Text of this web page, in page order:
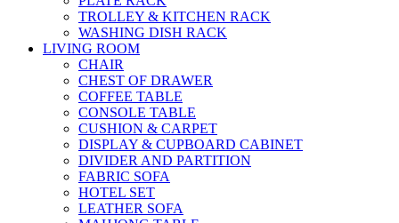
TROLLEY & KITCHEN RACK
WASHING DISH RACK
LIVING ROOM
CHAIR
CHEST OF DRAWER
COFFEE TABLE
CONSOLE TABLE
CUSHION & CARPET
DISPLAY & CUPBOARD CABINET
DIVIDER AND PARTITION
FABRIC SOFA
HOTEL SET
LEATHER SOFA